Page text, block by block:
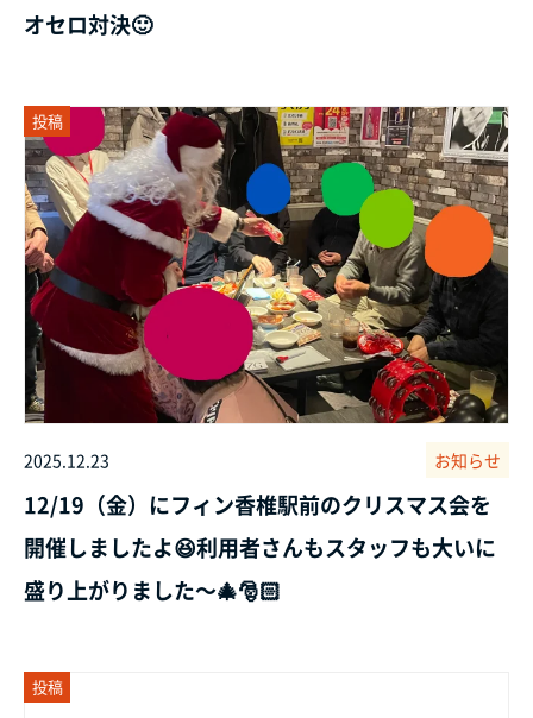
オセロ対決🙂
投稿
2025.12.23 お知らせ
12/19（金）にフィン香椎駅前のクリスマス会を
開催しましたよ😆利用者さんもスタッフも大いに
盛り上がりました～🎄🎅🏻
投稿